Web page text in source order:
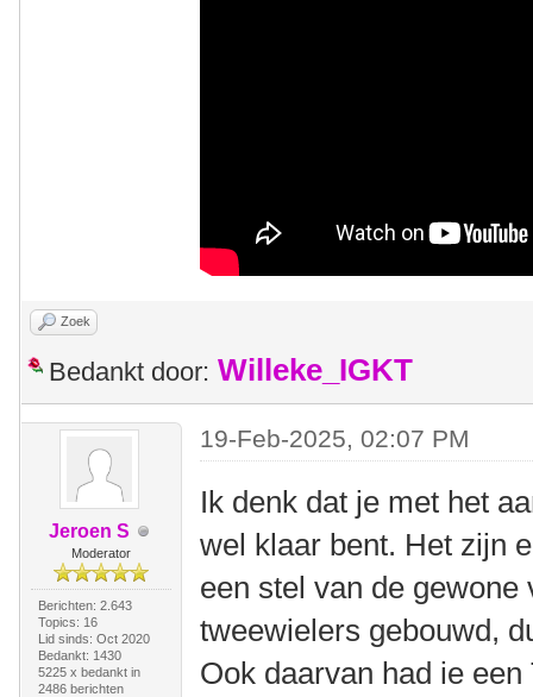
Zoek
Bedankt door: Willeke_IGKT
Jeroen S
Moderator
Berichten: 2.643
Topics: 16
Lid sinds: Oct 2020
Bedankt: 1430
5225 x bedankt in
2486 berichten
19-Feb-2025, 02:07 PM
Ik denk dat je met het
wel klaar bent. Het zijn
een stel van de
tweewielers gebouwd,
Ook daarvan had ie